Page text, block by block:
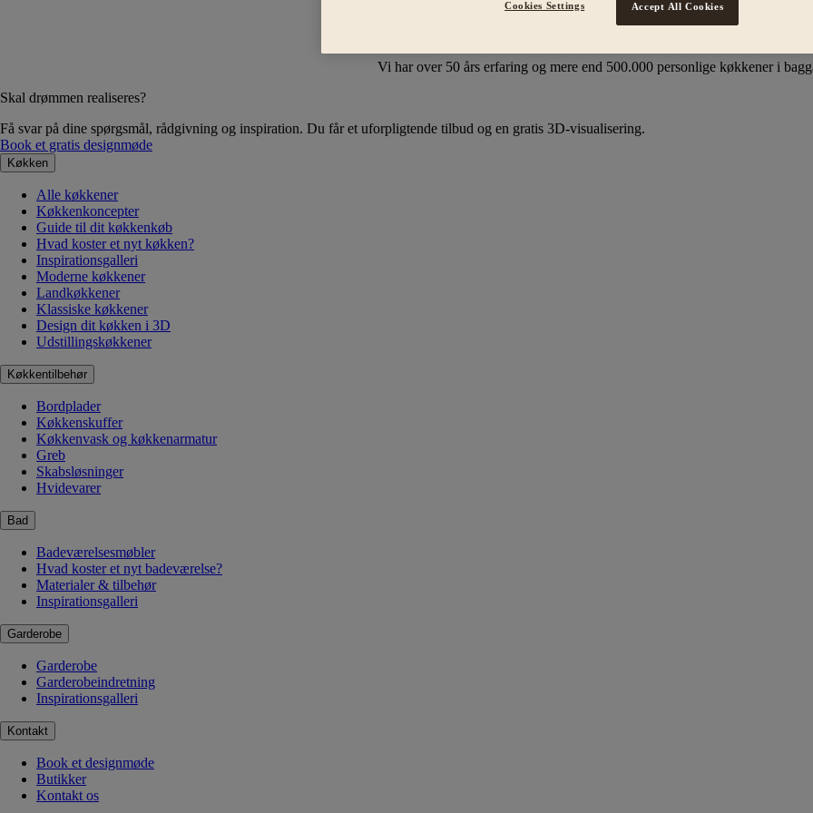
Vi har over 50 års erfaring og mere end 500.000 personlige køkkener i
Skal drømmen realiseres?
Få svar på dine spørgsmål, rådgivning og inspiration. Du får et uforpligtende tilbud og en gratis 3D-visualisering.
Book et gratis designmøde
Køkken
Alle køkkener
Køkkenkoncepter
Guide til dit køkkenkøb
Hvad koster et nyt køkken?
Inspirationsgalleri
Moderne køkkener
Landkøkkener
Klassiske køkkener
Design dit køkken i 3D
Udstillingskøkkener
Køkkentilbehør
Bordplader
Køkkenskuffer
Køkkenvask og køkkenarmatur
Greb
Skabsløsninger
Hvidevarer
Bad
Badeværelsesmøbler
Hvad koster et nyt badeværelse?
Materialer & tilbehør
Inspirationsgalleri
Garderobe
Garderobe
Garderobeindretning
Inspirationsgalleri
Kontakt
Book et designmøde
Butikker
Kontakt os
Cookies Settings Accept All Cookies